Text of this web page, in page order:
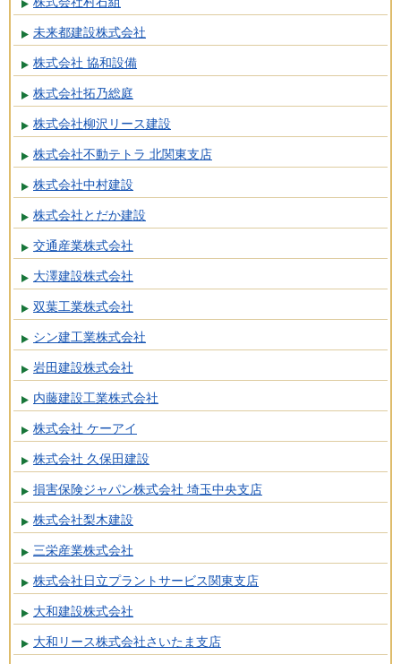
未来都建設株式会社
株式会社 協和設備
株式会社拓乃総庭
株式会社柳沢リース建設
株式会社不動テトラ 北関東支店
株式会社中村建設
株式会社とだか建設
交通産業株式会社
大澤建設株式会社
双葉工業株式会社
シン建工業株式会社
岩田建設株式会社
内藤建設工業株式会社
株式会社 ケーアイ
株式会社 久保田建設
損害保険ジャパン株式会社 埼玉中央支店
株式会社梨木建設
三栄産業株式会社
株式会社日立プラントサービス関東支店
大和建設株式会社
大和リース株式会社さいたま支店